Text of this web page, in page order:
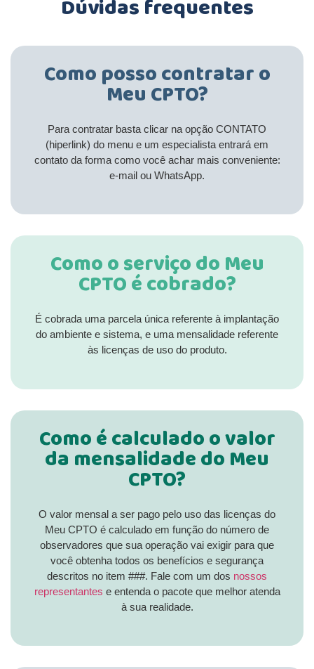
Dúvidas frequentes
Como posso contratar o
Meu CPTO?
Para contratar basta clicar na opção CONTATO
(hiperlink) do menu e um especialista entrará em
contato da forma como você achar mais conveniente:
e-mail ou WhatsApp.
Como o serviço do Meu
CPTO é cobrado?
É cobrada uma parcela única referente à implantação
do ambiente e sistema, e uma mensalidade referente
às licenças de uso do produto.
Como é calculado o valor
da mensalidade do Meu
CPTO?
O valor mensal a ser pago pelo uso das licenças do
Meu CPTO é calculado em função do número de
observadores que sua operação vai exigir para que
você obtenha todos os benefícios e segurança
descritos no item ###. Fale com um dos nossos
representantes e entenda o pacote que melhor atenda
à sua realidade.